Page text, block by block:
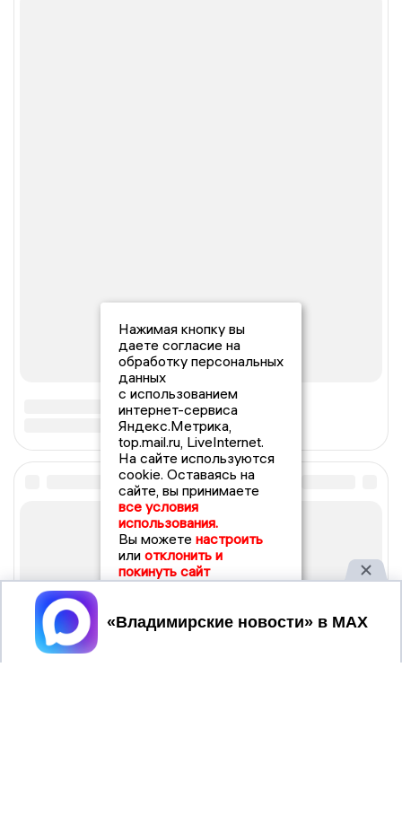
Нажимая кнопку вы
даете согласие на
обработку персональных
данных
с использованием
интернет-сервиса
Яндекс.Метрика,
top.mail.ru, LiveInternet.
На сайте используются
cookie. Оставаясь на
сайте, вы принимаете
все условия
использования.
Вы можете настроить
или отклонить и
покинуть сайт
Принять